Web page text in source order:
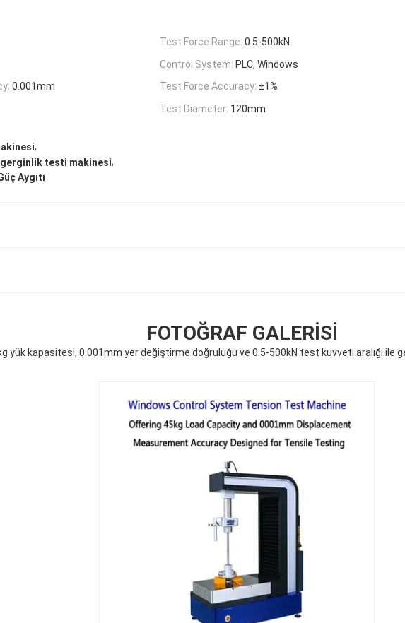
Test Force Range: 0.5-500kN
Control System: PLC, Windows
0.001mm Test Force Accuracy: ±1%
Test Diameter: 120mm
,
testi makinesi,
Aygıtı
FOTOĞRAF GALERISI
yük kapasitesi, 0.001mm yer değiştirme doğruluğu ve 0.5-500kN test kuvveti aralığı ile